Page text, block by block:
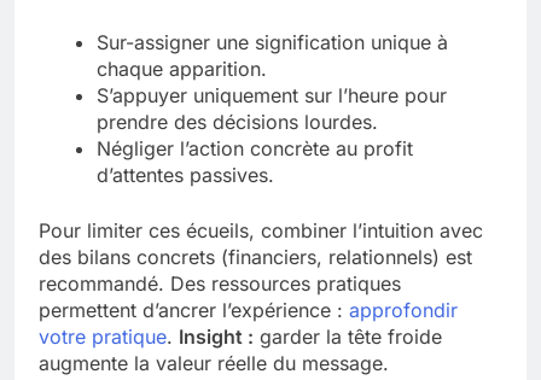
Sur-assigner une signification unique à
chaque apparition.
S’appuyer uniquement sur l’heure pour
prendre des décisions lourdes.
Négliger l’action concrète au profit
d’attentes passives.
Pour limiter ces écueils, combiner l’intuition avec
des bilans concrets (financiers, relationnels) est
recommandé. Des ressources pratiques
permettent d’ancrer l’expérience : approfondir
votre pratique. Insight : garder la tête froide
augmente la valeur réelle du message.